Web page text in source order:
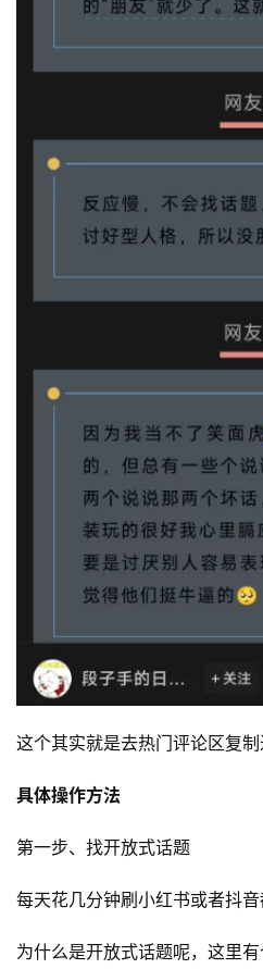
行
业
快
眼
例
避
坑
这个其实就是去热门评论区复
具体操作方法
第一步、找开放式话题
每天花几分钟刷小红书或者抖
为什么是开放式话题呢，这里